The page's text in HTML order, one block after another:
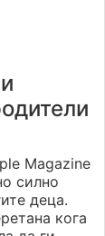
Magazine
силно
деца.
кога